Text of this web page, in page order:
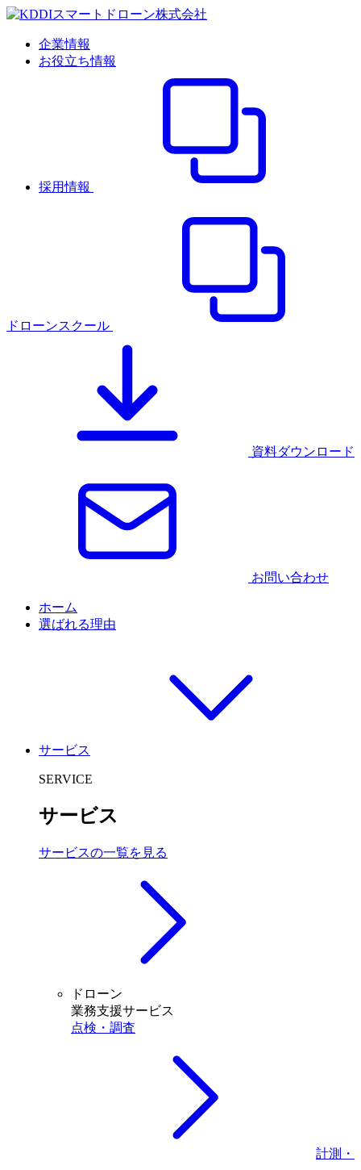
企業情報
お役立ち情報
採用情報
ドローンスクール
資料ダウンロード
お問い合わせ
ホーム
選ばれる理由
サービス
SERVICE
サービス
サービスの一覧を見る
ドローン
業務支援サービス
点検・調査
計測・